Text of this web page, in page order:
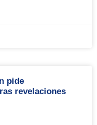
pide
revelaciones